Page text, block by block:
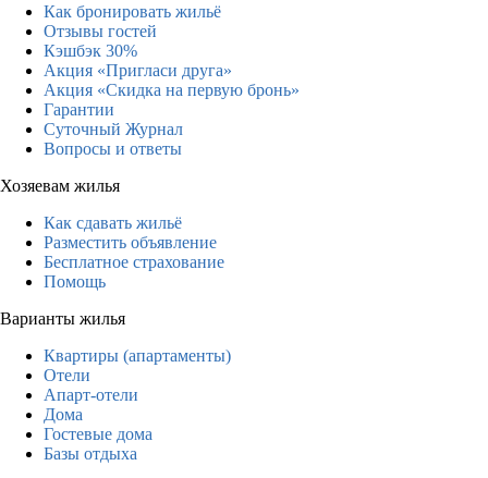
Как бронировать жильё
Отзывы гостей
Кэшбэк 30%
Акция «Пригласи друга»
Акция «Скидка на первую бронь»
Гарантии
Суточный Журнал
Вопросы и ответы
Хозяевам жилья
Как сдавать жильё
Разместить объявление
Бесплатное страхование
Помощь
Варианты жилья
Квартиры (апартаменты)
Отели
Апарт-отели
Дома
Гостевые дома
Базы отдыха